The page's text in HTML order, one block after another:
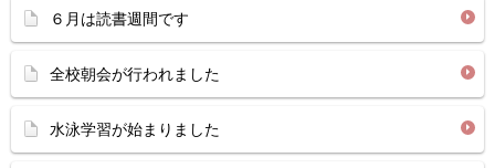
６月は読書週間です
全校朝会が行われました
水泳学習が始まりました